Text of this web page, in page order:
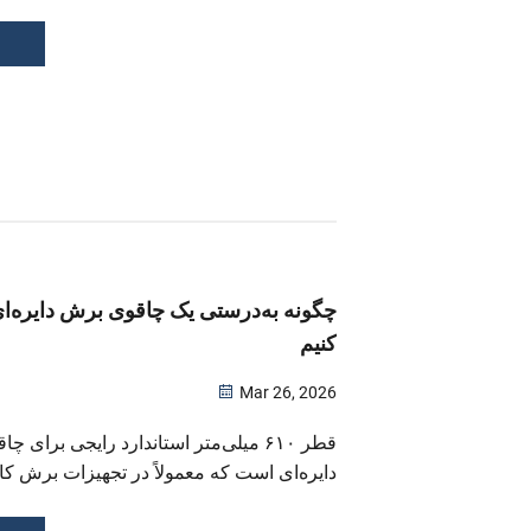
ماشین؛ پاک‌کردن با الکل یا عامل پاک‌کننده
چگونه به‌درستی یک چاقوی برش
کنیم
Mar 26, 2026
قطر ۶۱۰ میلی‌متر استاندارد رایجی
دایره‌ای است که معمولاً در تجهیزات برش